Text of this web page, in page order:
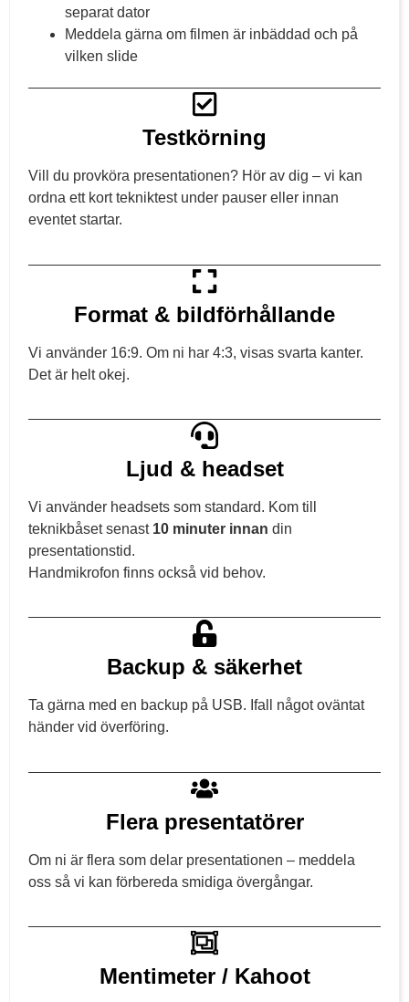
separat dator
Meddela gärna om filmen är inbäddad och på
vilken slide
Testkörning
Vill du provköra presentationen? Hör av dig – vi kan
ordna ett kort tekniktest under pauser eller innan
eventet startar.
Format & bildförhållande
Vi använder 16:9. Om ni har 4:3, visas svarta kanter.
Det är helt okej.
Ljud & headset
Vi använder headsets som standard. Kom till
teknikbåset senast 10 minuter innan din
presentationstid.
Handmikrofon finns också vid behov.
Backup & säkerhet
Ta gärna med en backup på USB. Ifall något oväntat
händer vid överföring.
Flera presentatörer
Om ni är flera som delar presentationen – meddela
oss så vi kan förbereda smidiga övergångar.
Mentimeter / Kahoot